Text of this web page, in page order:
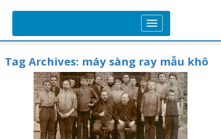
T
o
g
l
e
n
a
v
Tag Archives: máy sàng ray mẫu khô